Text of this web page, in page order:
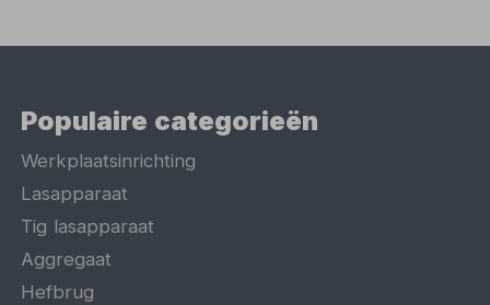
Populaire categorieën
Werkplaatsinrichting
Lasapparaat
Tig lasapparaat
Aggregaat
Hefbrug